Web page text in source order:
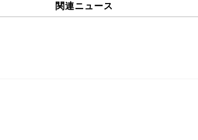
関連ニュース